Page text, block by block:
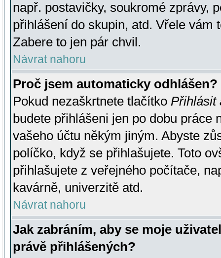
např. postavičky, soukromé zprávy,
přihlášení do skupin, atd. Vřele vám
Zabere to jen pár chvil.
Návrat nahoru
Proč jsem automaticky odhlášen?
Pokud nezaškrtnete tlačítko Přihlásit
budete přihlášeni jen po dobu práce
vašeho účtu někým jiným. Abyste
políčko, když se přihlašujete. Toto
přihlašujete z veřejného počítače,
kavárně, univerzitě atd.
Návrat nahoru
Jak zabráním, aby se moje
právě přihlášených?